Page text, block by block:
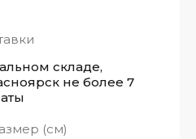
складе,
не более 7
(см)